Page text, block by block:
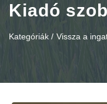
Kiadó
Kategóriák / Vissza a